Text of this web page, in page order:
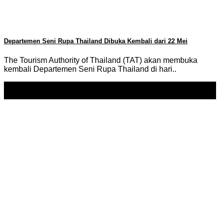
Departemen Seni Rupa Thailand Dibuka Kembali dari 22 Mei
The Tourism Authority of Thailand (TAT) akan membuka
kembali Departemen Seni Rupa Thailand di hari..